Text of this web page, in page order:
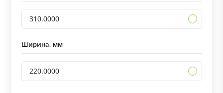
310.0000
Ширина, мм
220.0000